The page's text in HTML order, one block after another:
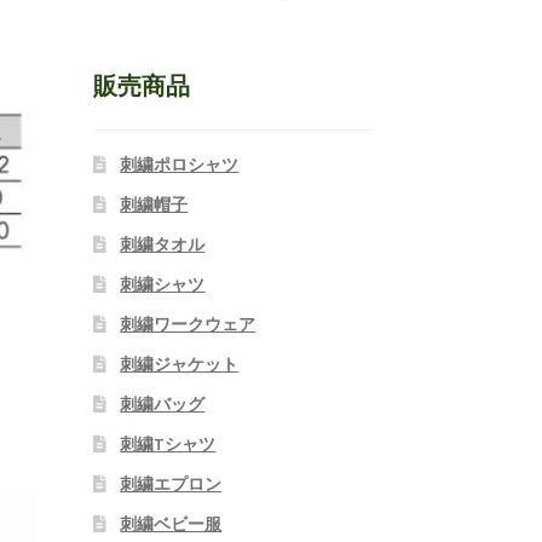
販売商品
刺繍ポロシャツ
刺繍帽子
刺繍タオル
刺繍シャツ
刺繍ワークウェア
刺繍ジャケット
刺繍バッグ
刺繍Tシャツ
刺繍エプロン
刺繍ベビー服